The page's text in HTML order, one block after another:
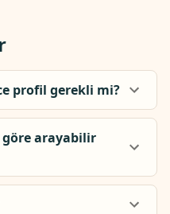
profil gerekli mi?
göre arayabilir